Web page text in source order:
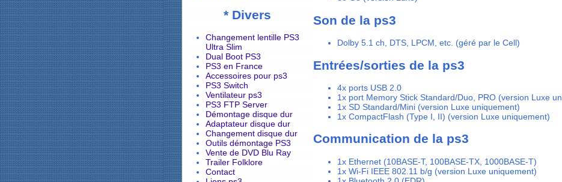
* Divers
Changement lentille PS3
Ultra Slim
Dual Boot PS3
PS3 en France
Accessoires pour ps3
PS3 Switch
Ventilateur ps3
PS3 FTP Server
Démontage disque dur
Adaptateur disque dur
Changement disque dur
Outils démontage PS3
Vente de DVD Blu Ray
Trailer Folklore
Contact
Son de la ps3
Dolby 5.1 ch, DTS, LPCM, etc. (géré par le Cell)
Entrées/sorties de la ps3
4x ports USB 2.0
1x port Memory Stick Standard/Duo, PRO (version Luxe
1x SD Standard/Mini (version Luxe uniquement)
1x CompactFlash (Type I, II) (version Luxe uniquement)
Communication de la ps3
1x Ethernet (10BASE-T, 100BASE-TX, 1000BASE-T)
1x Wi-Fi IEEE 802.11 b/g (version Luxe uniquement)